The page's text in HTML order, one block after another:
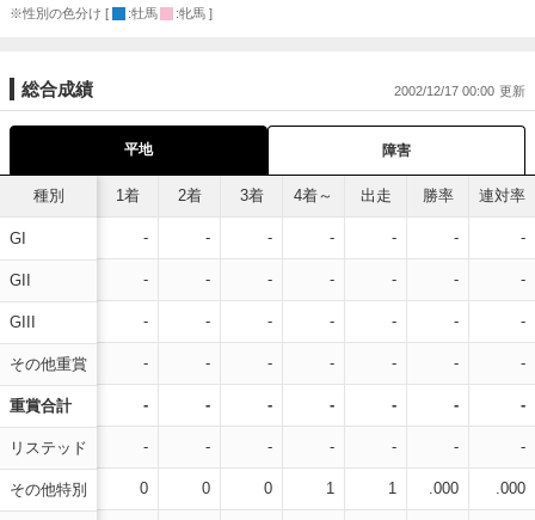
※性別の色分け [ :牡馬 :牝馬 ]
総合成績 2002/12/17 00:00
平地 障害
種別
GI
GII
GIII
その他重賞
重賞合計
リステッド
その他特別
1着 2着 3着 4着～ 出走 勝率 連対率
- - - - - - -
- - - - - - -
- - - - - - -
- - - - - - -
- - - - - - -
- - - - - - -
0 0 0 1 1 .000 .000